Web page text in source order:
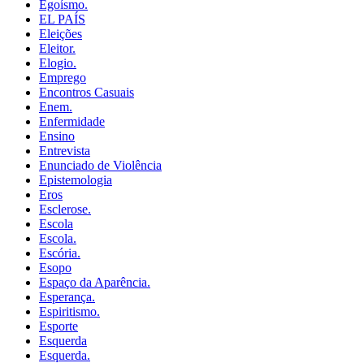
Egoísmo.
EL PAÍS
Eleições
Eleitor.
Elogio.
Emprego
Encontros Casuais
Enem.
Enfermidade
Ensino
Entrevista
Enunciado de Violência
Epistemologia
Eros
Esclerose.
Escola
Escola.
Escória.
Esopo
Espaço da Aparência.
Esperança.
Espiritismo.
Esporte
Esquerda
Esquerda.